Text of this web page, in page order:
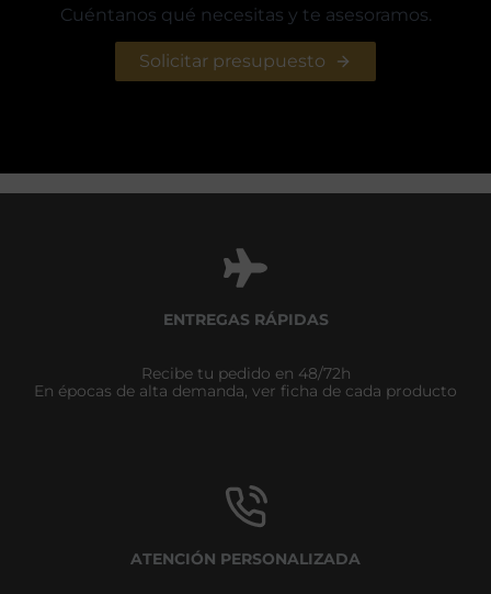
Cuéntanos qué necesitas y te asesoramos.
Solicitar presupuesto
ENTREGAS RÁPIDAS
Recibe tu pedido en 48/72h
En épocas de alta demanda, ver ficha de cada producto
ATENCIÓN PERSONALIZADA